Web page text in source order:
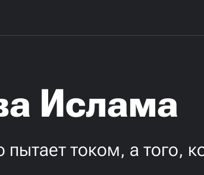
Ислама
током, а того,